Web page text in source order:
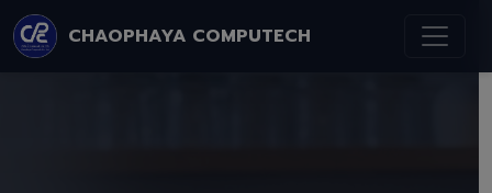
CHAOPHAYA COMPUTECH